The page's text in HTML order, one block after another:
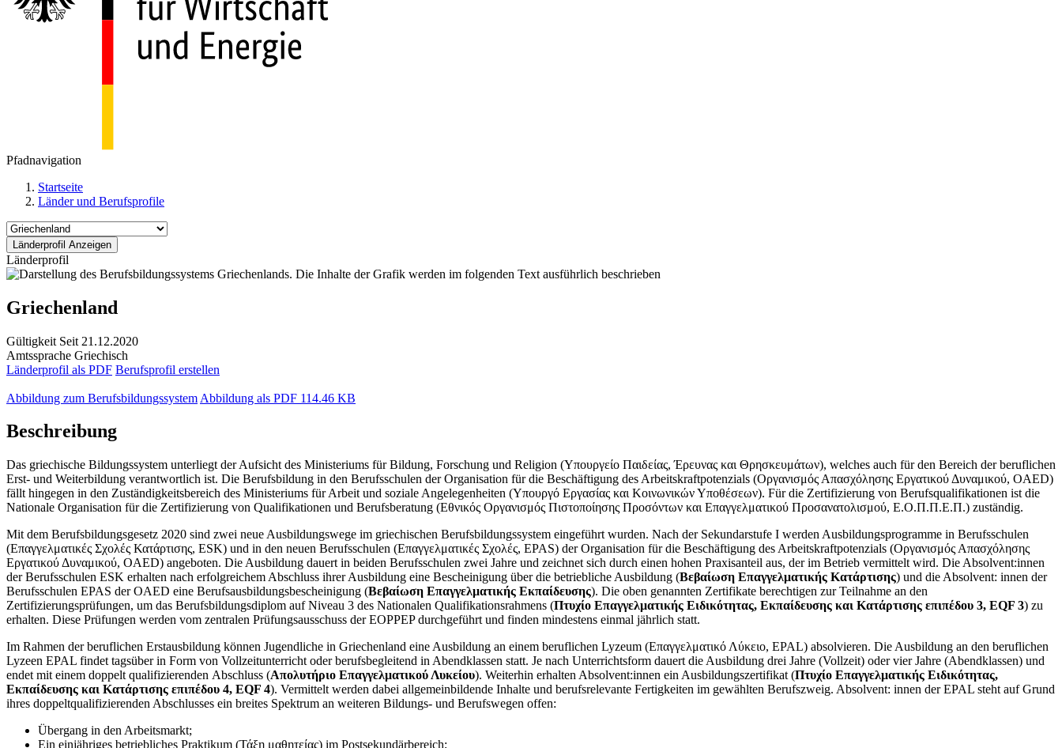
Pfadnavigation
Startseite
Länder und Berufsprofile
Länderprofil
Griechenland
Gültigkeit Seit 21.12.2020
Amtssprache Griechisch
Länderprofil als PDF Berufsprofil erstellen
Abbildung zum Berufsbildungssystem Abbildung als PDF 114.46 KB
Beschreibung
Das griechische Bildungssystem unterliegt der Aufsicht des Ministeriums für Bildung, Forschung und Religion (Υπουργείο Παιδείας, Έρευνας και Θρησκευμάτων), welches auch für den Bereich der beruflichen
Erst- und Weiterbildung verantwortlich ist. Die Berufsbildung in den Berufsschulen der Organisation für die Beschäftigung des Arbeitskraftpotenzials (Οργανισμός Απασχόλησης Εργατικού Δυναμικού, OAED)
fällt hingegen in den Zuständigkeitsbereich des Ministeriums für Arbeit und soziale Angelegenheiten (Υπουργό Εργασίας και Κοινωνικών Υποθέσεων). Für die Zertifizierung von Berufsqualifikationen ist die
Nationale Organisation für die Zertifizierung von Qualifikationen und Berufsberatung (Εθνικός Οργανισμός Πιστοποίησης Προσόντων και Επαγγελματικού Προσανατολισμού, Ε.Ο.Π.Π.Ε.Π.) zuständig.
Mit dem Berufsbildungsgesetz 2020 sind zwei neue Ausbildungswege im griechischen Berufsbildungssystem eingeführt wurden. Nach der Sekundarstufe I werden Ausbildungsprogramme in Berufsschulen
(Επαγγελματικές Σχολές Κατάρτισης, ESK) und in den neuen Berufsschulen (Επαγγελματικές Σχολές, ΕPAS) der Organisation für die Beschäftigung des Arbeitskraftpotenzials (Οργανισμός Απασχόλησης
Εργατικού Δυναμικού, OAED) angeboten. Die Ausbildung dauert in beiden Berufsschulen zwei Jahre und zeichnet sich durch einen hohen Praxisanteil aus, der im Betrieb vermittelt wird. Die Absolvent:innen
der Berufsschulen ESK erhalten nach erfolgreichem Abschluss ihrer Ausbildung eine Bescheinigung über die betriebliche Ausbildung (Βεβαίωση Επαγγελματικής Κατάρτισης) und die Absolvent: innen der
Berufsschulen EPAS der OAED eine Berufsausbildungsbescheinigung (Βεβαίωση Επαγγελματικής Εκπαίδευσης). Die oben genannten Zertifikate berechtigen zur Teilnahme an den
Zertifizierungsprüfungen, um das Berufsbildungsdiplom auf Niveau 3 des Nationalen Qualifikationsrahmens (Πτυχίο Επαγγελματικής Ειδικότητας, Εκπαίδευσης και Κατάρτισης επιπέδου 3, EQF 3) zu
erhalten. Diese Prüfungen werden vom zentralen Prüfungsausschuss der EOPPEP durchgeführt und finden mindestens einmal jährlich statt.
Im Rahmen der beruflichen Erstausbildung können Jugendliche in Griechenland eine Ausbildung an einem beruflichen Lyzeum (Επαγγελματικό Λύκειο, EPAL) absolvieren. Die Ausbildung an den beruflichen
Lyzeen EPAL findet tagsüber in Form von Vollzeitunterricht oder berufsbegleitend in Abendklassen statt. Je nach Unterrichtsform dauert die Ausbildung drei Jahre (Vollzeit) oder vier Jahre (Abendklassen) und
endet mit einem doppelt qualifizierenden Abschluss (Απολυτήριο Επαγγελματικού Λυκείου). Weiterhin erhalten Absolvent:innen ein Ausbildungszertifikat (Πτυχίο Επαγγελματικής Ειδικότητας,
Εκπαίδευσης και Κατάρτισης επιπέδου 4, EQF 4). Vermittelt werden dabei allgemeinbildende Inhalte und berufsrelevante Fertigkeiten im gewählten Berufszweig. Absolvent: innen der EPAL steht auf Grund
ihres doppeltqualifizierenden Abschlusses ein breites Spektrum an weiteren Bildungs- und Berufswegen offen:
Übergang in den Arbeitsmarkt;
Ein einjähriges betriebliches Praktikum (Τάξη μαθητείας) im Postsekundärbereich;